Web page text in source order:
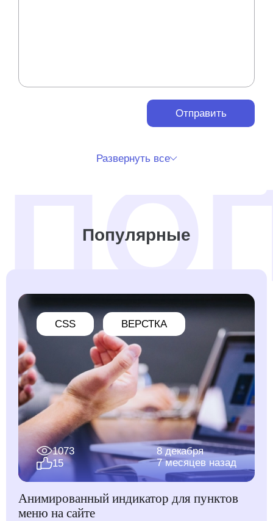
Отправить
Развернуть все
Популярные
CSS ВЕРСТКА
1073
15
8 декабря
7 месяцев назад
Анимированный индикатор для пунктов
меню на сайте